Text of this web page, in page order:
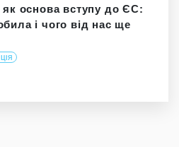
як основа вступу до ЄС:
і чого від нас ще